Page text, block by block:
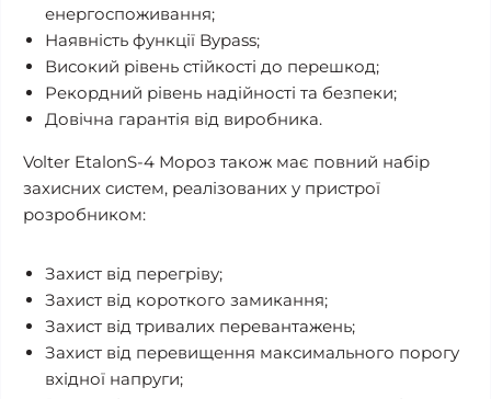
енергоспоживання;
Наявність функції Bypass;
Високий рівень стійкості до перешкод;
Рекордний рівень надійності та безпеки;
Довічна гарантія від виробника.
Volter EtalonS-4 Мороз також має повний набір
захисних систем, реалізованих у пристрої
розробником:
Захист від перегріву;
Захист від короткого замикання;
Захист від тривалих перевантажень;
Захист від перевищення максимального порогу
вхідної напруги;